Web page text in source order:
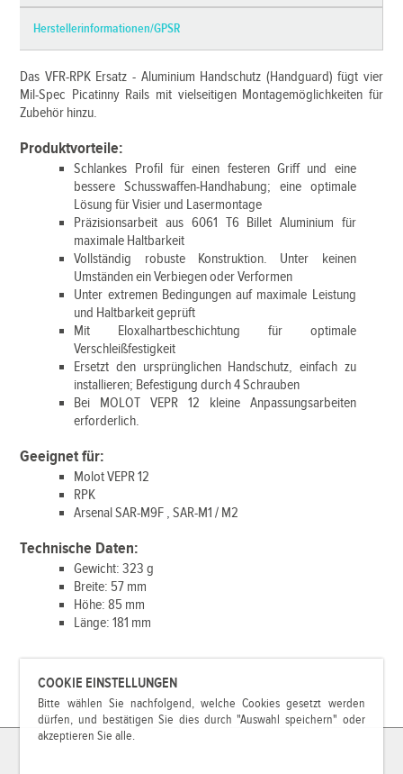
COOKIE EINSTELLUNGEN
Bitte wählen Sie nachfolgend, welche Cookies gesetzt werden
dürfen, und bestätigen Sie dies durch "Auswahl speichern" oder
akzeptieren Sie alle.
Herstellerinformationen/GPSR
Das VFR-RPK Ersatz - Aluminium Handschutz (Handguard) fügt vier
Mil-Spec Picatinny Rails mit vielseitigen Montagemöglichkeiten für
Zubehör hinzu.
Produktvorteile:
Schlankes Profil für einen festeren Griff und eine
bessere Schusswaffen-Handhabung; eine optimale
Lösung für Visier und Lasermontage
Präzisionsarbeit aus 6061 T6 Billet Aluminium für
maximale Haltbarkeit
Vollständig robuste Konstruktion. Unter keinen
Umständen ein Verbiegen oder Verformen
Unter extremen Bedingungen auf maximale Leistung
und Haltbarkeit geprüft
Mit Eloxalhartbeschichtung für optimale
Verschleißfestigkeit
Ersetzt den ursprünglichen Handschutz, einfach zu
installieren; Befestigung durch 4 Schrauben
Bei MOLOT VEPR 12 kleine Anpassungsarbeiten
erforderlich.
Geeignet für:
Molot VEPR 12
RPK
Arsenal SAR-M9F , SAR-M1 / M2
Technische Daten:
Gewicht: 323 g
Breite: 57 mm
Höhe: 85 mm
Länge: 181 mm